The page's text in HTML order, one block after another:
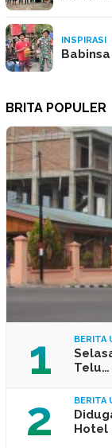
INSPIRASI
BRITA POPULER
1 BERITA
Telu…
2 BERITA
Hotel